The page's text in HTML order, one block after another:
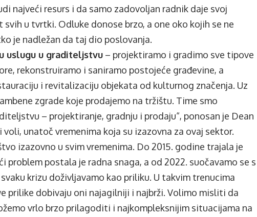
najveći resurs i da samo zadovoljan radnik daje svoj
u tvrtki. Odluke donose brzo, a one oko kojih se ne
je nadležan da taj dio poslovanja.
uslugu u graditeljstvu – projektiramo i gradimo sve tipove
rekonstruiramo i saniramo postojeće građevine, a
i revitalizaciju objekata od kulturnog značenja. Uz
zgrade koje prodajemo na tržištu. Time smo
– projektiranje, gradnju i prodaju“, ponosan je Dean
unatoč vremenima koja su izazovna za ovaj sektor.
izazovno u svim vremenima. Do 2015. godine trajala je
problem postala je radna snaga, a od 2022. suočavamo se s
krizu doživljavamo kao priliku. U takvim trenucima
prilike dobivaju oni najagilniji i najbrži. Volimo misliti da
vrlo brzo prilagoditi i najkompleksnijim situacijama na